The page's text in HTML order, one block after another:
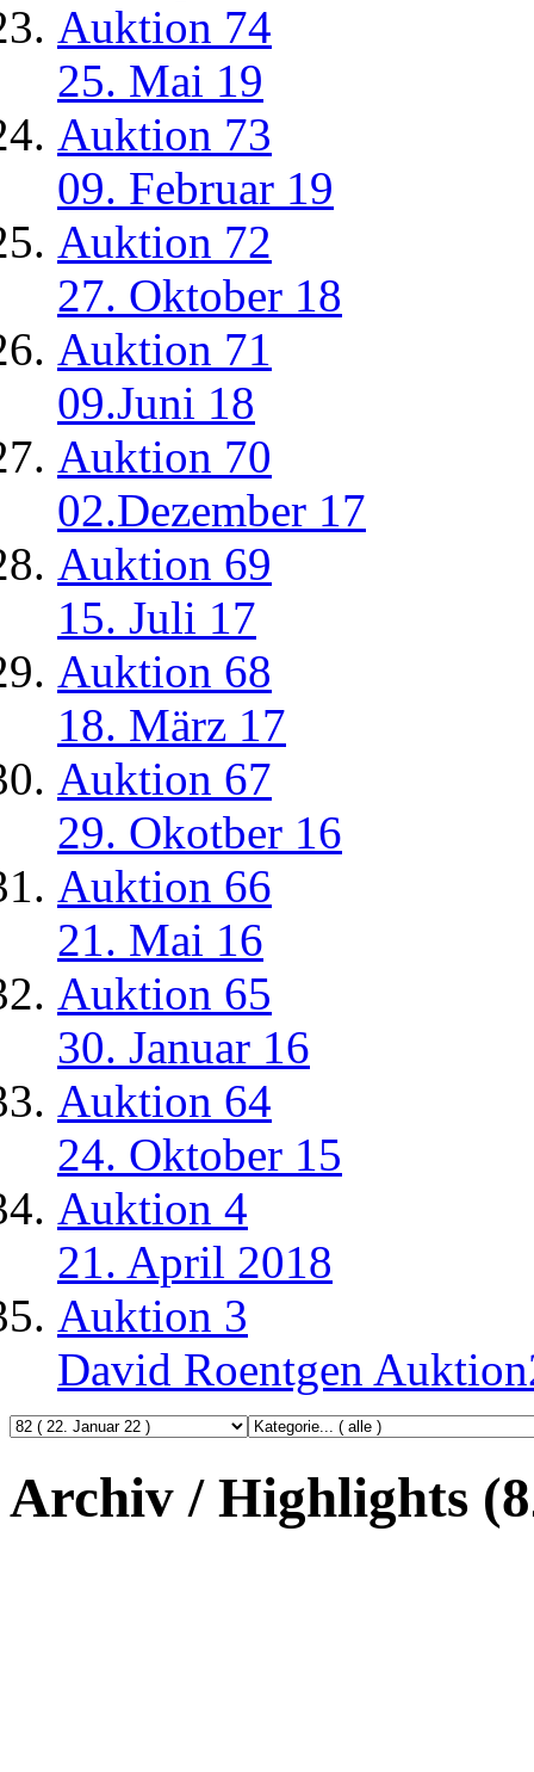
Auktion 74
25. Mai 19
Auktion 73
09. Februar 19
Auktion 72
27. Oktober 18
Auktion 71
09.Juni 18
Auktion 70
02.Dezember 17
Auktion 69
15. Juli 17
Auktion 68
18. März 17
Auktion 67
29. Okotber 16
Auktion 66
21. Mai 16
Auktion 65
30. Januar 16
Auktion 64
24. Oktober 15
Auktion 4
21. April 2018
Auktion 3
David Roentgen
Archiv / Highlights